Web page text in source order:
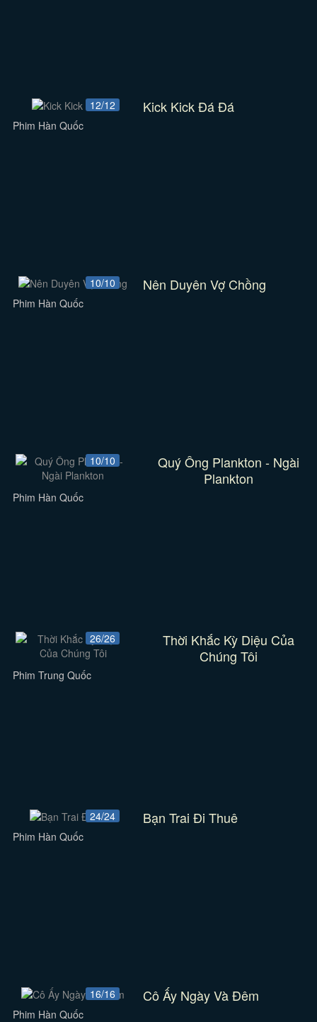
12/12 Kick Kick Đá Đá
Phim Hàn Quốc
10/10 Nên Duyên Vợ Chồng
Phim Hàn Quốc
10/10
Quý Ông Plankton - Ngài
Plankton
Phim Hàn Quốc
26/26
Thời Khắc Kỳ Diệu Của
Chúng Tôi
Phim Trung Quốc
24/24 Bạn Trai Đi Thuê
Phim Hàn Quốc
16/16 Cô Ấy Ngày Và Đêm
Phim Hàn Quốc